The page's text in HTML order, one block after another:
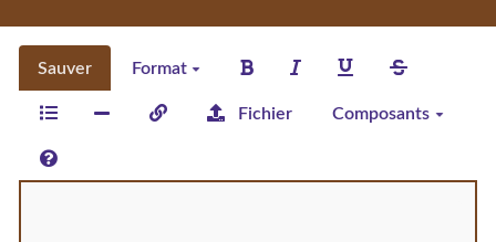
Sauver Format
Fichier Composants